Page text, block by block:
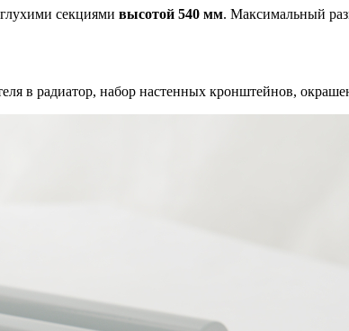
секциями высотой 540 мм. Максимальный
в радиатор, набор настенных кронштейнов,